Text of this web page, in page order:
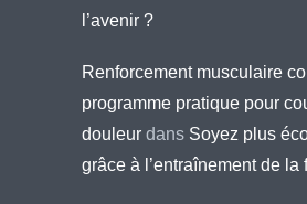
l’avenir ?
Renforcement musculaire
programme pratique pour
douleur dans Soyez plus
grâce à l’entraînement de la